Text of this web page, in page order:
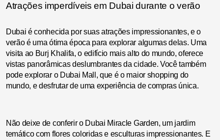
Atrações imperdíveis em Dubai durante o verão
Dubai é conhecida por suas atrações impressionantes, e o
verão é uma ótima época para explorar algumas delas. Uma
visita ao Burj Khalifa, o edifício mais alto do mundo, oferece
vistas panorâmicas deslumbrantes da cidade. Você também
pode explorar o Dubai Mall, que é o maior shopping do
mundo, e desfrutar de uma experiência de compras única.
Não deixe de conferir o Dubai Miracle Garden, um jardim
temático com flores coloridas e esculturas impressionantes. E